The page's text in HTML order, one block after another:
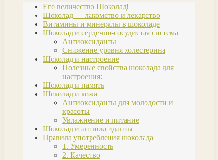
Его величество Шоколад!
Шоколад — лакомство и лекарство
Витамины и минералы в шоколаде
Шоколад и сердечно-сосудистая система
Антиоксиданты
Снижение уровня холестерина
Шоколад и настроение
Полезные свойства шоколада для
настроения:
Шоколад и память
Шоколад и кожа
Антиоксиданты для молодости и
красоты
Увлажнение и питание
Шоколад и антиоксиданты
Правила употребления шоколада
1. Умеренность
2. Качество